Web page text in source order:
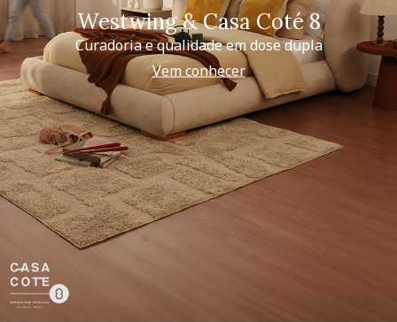
Westwing & Casa Coté 8
Curadoria e qualidade em dose dupla
Vem conhecer